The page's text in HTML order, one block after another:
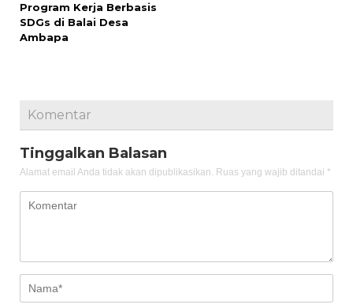
Program Kerja Berbasis
SDGs di Balai Desa
Ambapa
Komentar
Tinggalkan Balasan
Alamat email Anda tidak akan dipublikasikan. Ruas yang wajib ditandai *